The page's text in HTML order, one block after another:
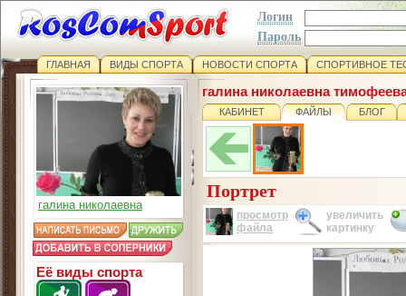
Логин
Пароль
ГЛАВНАЯ ВИДЫ СПОРТА НОВОСТИ СПОРТА СПОРТИВНОЕ
галина николаевна
Её виды спорта
галина николаевна
КАБИНЕТ ФАЙЛЫ БЛОГ
Портрет
просмотр
файла
увеличить
картинку